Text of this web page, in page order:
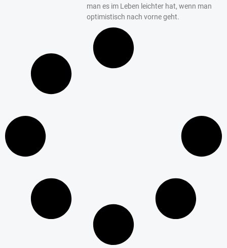
man es im Leben leichter hat, wenn man
optimistisch nach vorne geht.